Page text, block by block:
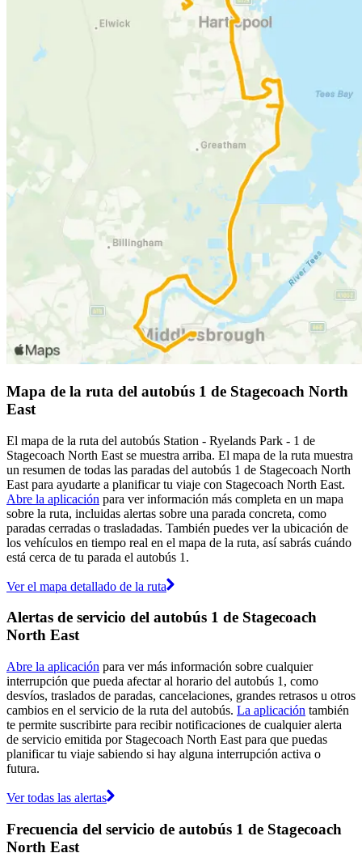
Mapa de la ruta del autobús 1 de Stagecoach North
East
El mapa de la ruta del autobús Station - Ryelands Park - 1 de
Stagecoach North East se muestra arriba. El mapa de la ruta muestra
un resumen de todas las paradas del autobús 1 de Stagecoach North
East para ayudarte a planificar tu viaje con Stagecoach North East.
Abre la aplicación para ver información más completa en un mapa
sobre la ruta, incluidas alertas sobre una parada concreta, como
paradas cerradas o trasladadas. También puedes ver la ubicación de
los vehículos en tiempo real en el mapa de la ruta, así sabrás cuándo
está cerca de tu parada el autobús 1.
Ver el mapa detallado de la ruta
Alertas de servicio del autobús 1 de Stagecoach
North East
Abre la aplicación para ver más información sobre cualquier
interrupción que pueda afectar al horario del autobús 1, como
desvíos, traslados de paradas, cancelaciones, grandes retrasos u otros
cambios en el servicio de la ruta del autobús. La aplicación también
te permite suscribirte para recibir notificaciones de cualquier alerta
de servicio emitida por Stagecoach North East para que puedas
planificar tu viaje sabiendo si hay alguna interrupción activa o
futura.
Ver todas las alertas
Frecuencia del servicio de autobús 1 de Stagecoach
North East